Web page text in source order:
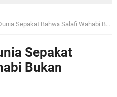
Sepakat Bahwa Salafi Wahabi Bukan Ahlussunah
Sepakat
Bukan